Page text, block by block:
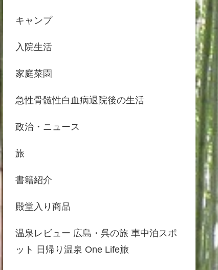
キャンプ
入院生活
家庭菜園
急性骨髄性白血病退院後の生活
政治・ニュース
旅
書籍紹介
殿堂入り商品
温泉レビュー 広島・呉の旅 車中泊スポ
ット 日帰り温泉 One Life旅